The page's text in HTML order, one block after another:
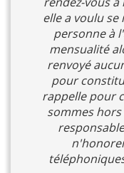
elle a voulu
personne à
mensualité
renvoyé
pour
rappelle pour
sommes